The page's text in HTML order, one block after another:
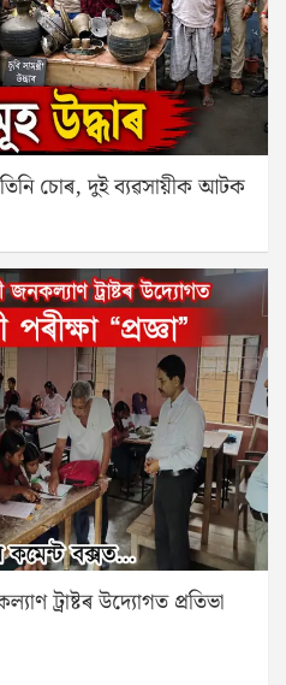
চোৰ, দুই ব্যৱসায়ীক আটক
ট্ৰাষ্টৰ উদ্যোগত প্ৰতিভা